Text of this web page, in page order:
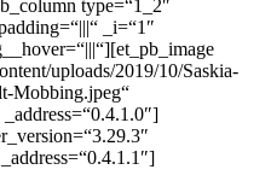
type=“1_2″
_i=“1″
uploads/2019/10/Saskia-
Mobbing.jpeg“